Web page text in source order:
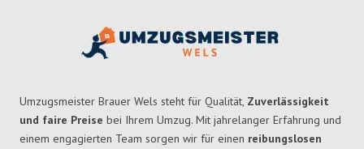
Umzugsmeister Brauer Wels steht für Qualität, Zuverlässigkeit
und faire Preise bei Ihrem Umzug. Mit jahrelanger Erfahrung und
einem engagierten Team sorgen wir für einen reibungslosen